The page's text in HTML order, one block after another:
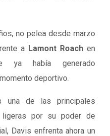
no pelea desde marzo
a Lamont Roachen
ya había generado
deportivo.
una de las principales
por su poder de
Davis enfrenta ahora un